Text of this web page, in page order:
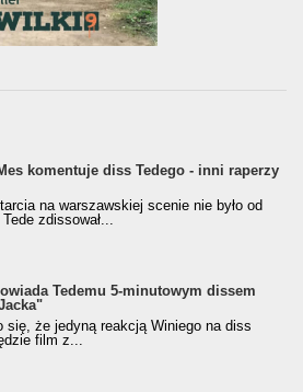
komentuje diss Tedego - inni raperzy
na warszawskiej scenie nie było od
zdissował...
Tedemu 5-minutowym dissem
się, że jedyną reakcją Winiego na diss
film z...